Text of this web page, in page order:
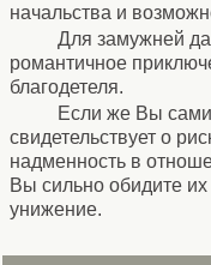
начальства и
Для замужней
романтичное
благодетеля.
Если же Вы
свидетельствует о
надменность в
Вы сильно обидите
унижение.